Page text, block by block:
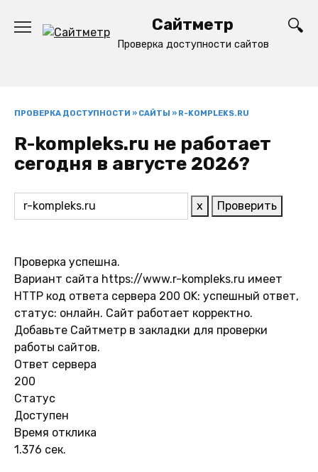
содержанию
Сайтметр
Проверка доступности сайтов
ПРОВЕРКА ДОСТУПНОСТИ » САЙТЫ » R-KOMPLEKS.RU
R-kompleks.ru не работает
сегодня в августе 2026?
x Проверить
Проверка успешна.
Вариант сайта https://www.r-kompleks.ru имеет
HTTP код ответа сервера 200 OK: успешный ответ,
статус: онлайн. Сайт работает корректно.
Добавьте Сайтметр в закладки для проверки
работы сайтов.
Ответ сервера
200
Статус
Доступен
Время отклика
1.376 сек.